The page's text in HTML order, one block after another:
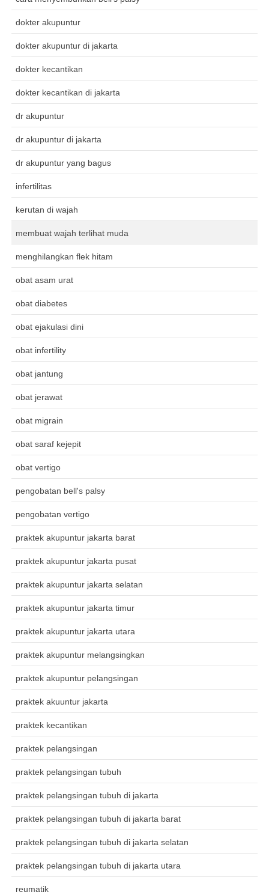
dokter akupuntur
dokter akupuntur di jakarta
dokter kecantikan
dokter kecantikan di jakarta
dr akupuntur
dr akupuntur di jakarta
dr akupuntur yang bagus
infertilitas
kerutan di wajah
membuat wajah terlihat muda
menghilangkan flek hitam
obat asam urat
obat diabetes
obat ejakulasi dini
obat infertility
obat jantung
obat jerawat
obat migrain
obat saraf kejepit
obat vertigo
pengobatan bell's palsy
pengobatan vertigo
praktek akupuntur jakarta barat
praktek akupuntur jakarta pusat
praktek akupuntur jakarta selatan
praktek akupuntur jakarta timur
praktek akupuntur jakarta utara
praktek akupuntur melangsingkan
praktek akupuntur pelangsingan
praktek akuuntur jakarta
praktek kecantikan
praktek pelangsingan
praktek pelangsingan tubuh
praktek pelangsingan tubuh di jakarta
praktek pelangsingan tubuh di jakarta barat
praktek pelangsingan tubuh di jakarta selatan
praktek pelangsingan tubuh di jakarta utara
reumatik